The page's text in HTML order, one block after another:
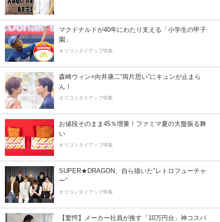
マクドナルドが40年にわたり支える「小学生の甲子
園」
オリコンタイアップ特集
森崎ウィン×向井康二“両片思い”にキュンが止まら
ん！
オリコンタイアップ特集
お値段そのまま45％増量！ファミマ夏の大盤振る舞
い
オリコンタイアップ特集
SUPER★DRAGON、自ら描いた”レトロフューチャ
ー”
オリコンタイアップ特集
【驚愕】メーカー社員が推す「10万円台」神コスパ